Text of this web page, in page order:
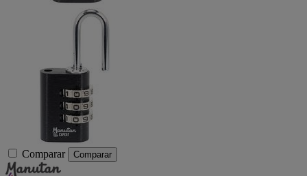
Comparar Comparar